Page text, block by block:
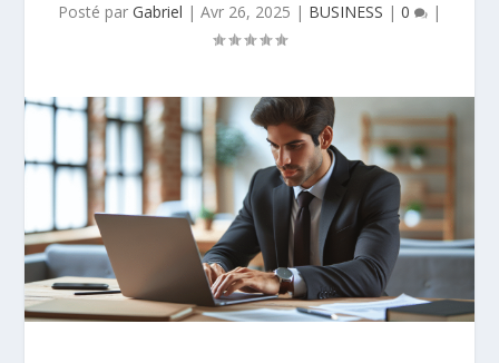
Posté par Gabriel | Avr 26, 2025 | BUSINESS | 0 |